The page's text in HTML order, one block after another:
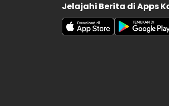
Jelajahi Berita di Apps